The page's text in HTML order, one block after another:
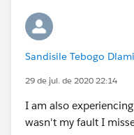
Sandisile Tebogo
29 de jul. de 2020 22:14
I am also
wasn't my fault I